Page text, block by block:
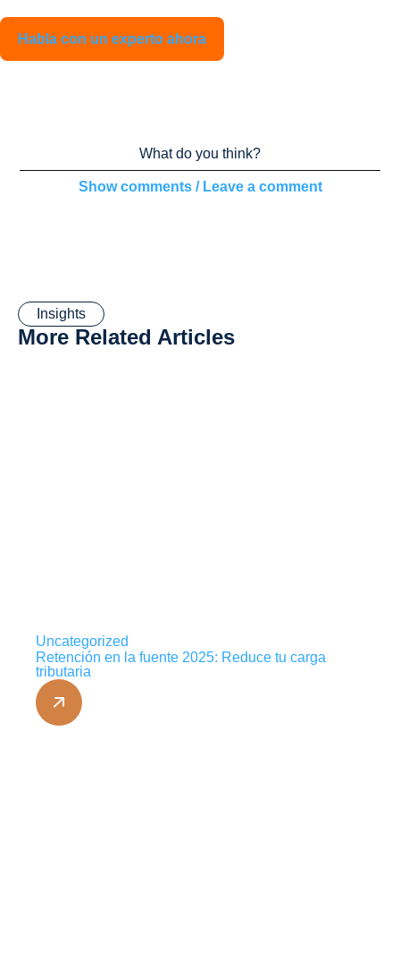
Habla con un experto ahora
What do you think?
Show comments / Leave a comment
Insights
More Related Articles
Uncategorized
Retención en la fuente 2025: Reduce tu carga
tributaria